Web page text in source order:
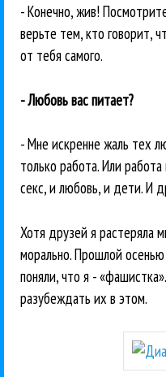
- Конечно, жив!
верьте тем, кто говорит,
от тебя самого.
- Любовь вас питает?
- Мне искренне жаль тех
только работа. Или
секс, и любовь, и дети. И
Хотя друзей я растеряла
морально. Прошлой
поняли, что я -
разубеждать их в этом.